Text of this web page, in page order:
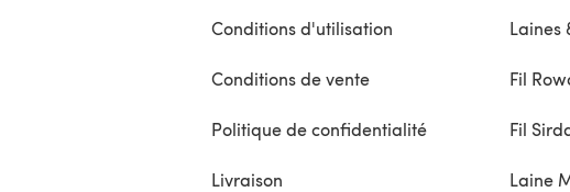
Conditions d'utilisation
Conditions de vente
Politique de confidentialité
Livraison
Laines
Fil
Fil
Laine